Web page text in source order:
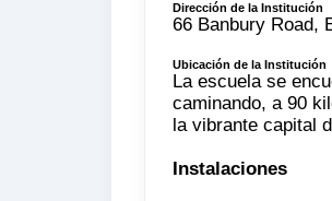
Dirección de la Institución
66 Banbury Road,
Ubicación de la Institución
La escuela se
caminando, a 90
la vibrante capital
Instalaciones